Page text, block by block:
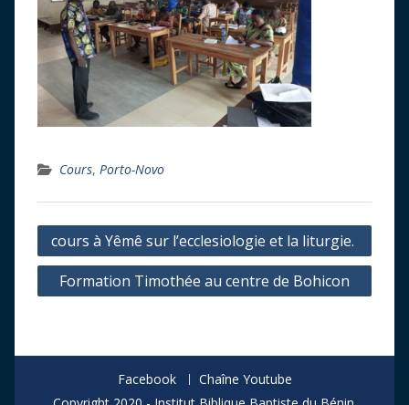
Cours, Porto-Novo
Navigation
de
l’article
cours à Yêmê sur l’ecclesiologie et la liturgie.
Formation Timothée au centre de Bohicon
Facebook
Chaîne Youtube